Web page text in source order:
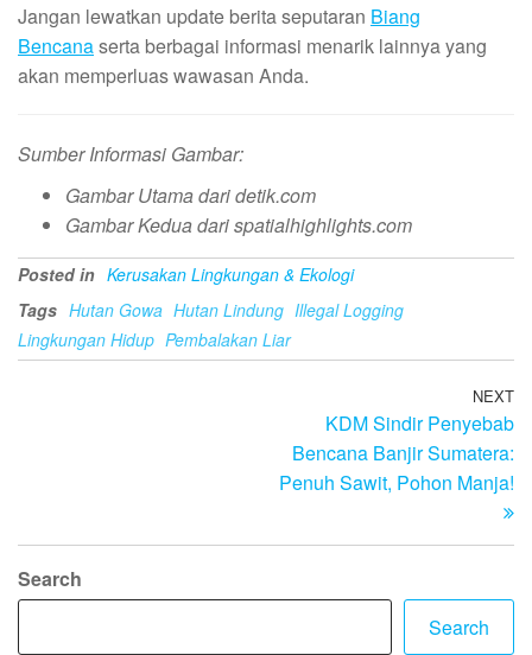
Jangan lewatkan update berita seputaran Biang
Bencanaserta berbagai informasi menarik lainnya yang
akan memperluas wawasan Anda.
Sumber Informasi Gambar:
Gambar Utama dari detik.com
Gambar Kedua dari spatialhighlights.com
Posted in Kerusakan Lingkungan & Ekologi
Tags Hutan Gowa Hutan Lindung Illegal Logging
Lingkungan Hidup Pembalakan Liar
NEXT
KDM Sindir Penyebab
Bencana Banjir Sumatera:
Penuh Sawit, Pohon Manja!
Search
Search